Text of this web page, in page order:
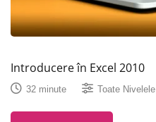
Introducere în Excel 2010
32 minute Toate Nivelele